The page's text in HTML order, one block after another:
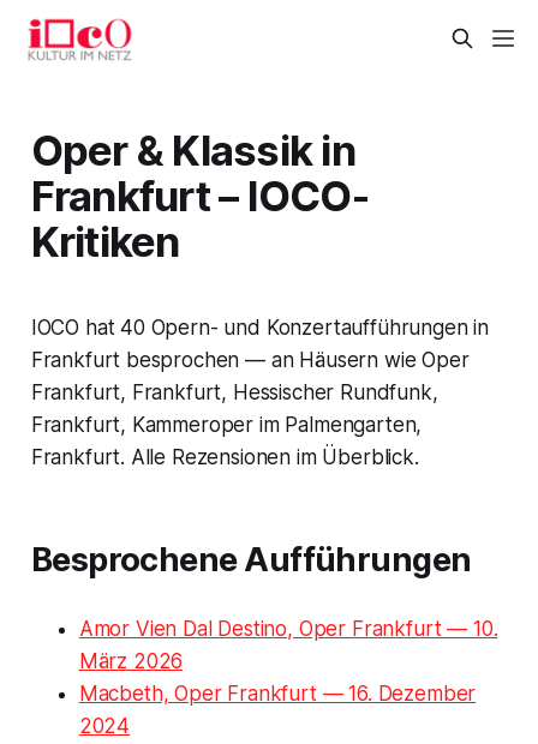
Oper & Klassik in
Frankfurt – IOCO-
Kritiken
IOCO hat 40 Opern- und Konzertaufführungen in
Frankfurt besprochen — an Häusern wie Oper
Frankfurt, Frankfurt, Hessischer Rundfunk,
Frankfurt, Kammeroper im Palmengarten,
Frankfurt. Alle Rezensionen im Überblick.
Besprochene Aufführungen
Amor Vien Dal Destino, Oper Frankfurt — 10.
März 2026
Macbeth, Oper Frankfurt — 16. Dezember
2024